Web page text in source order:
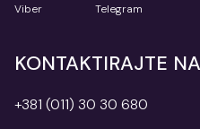
Viber Telegram
KONTAKTIRAJTE
+381 (011) 30 30 680